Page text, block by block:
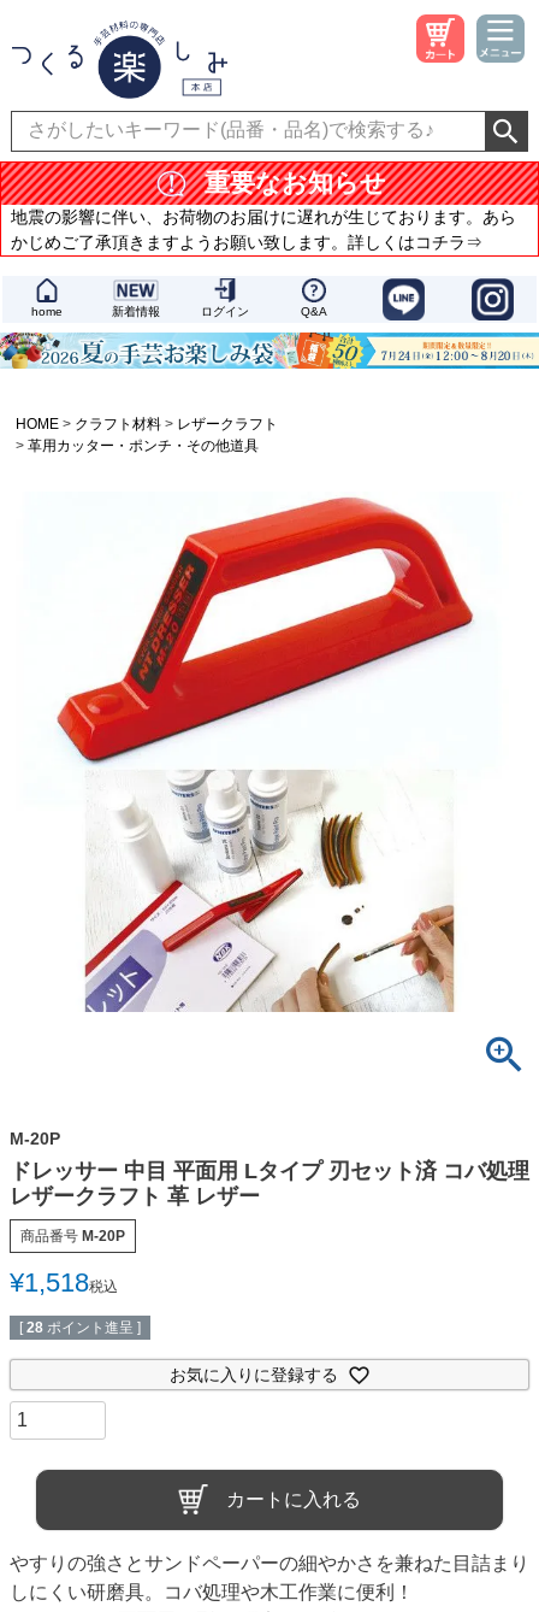
重要なお知らせ
地震の影響に伴い、お荷物のお届けに遅れが生じております。あら
かじめご了承頂きますようお願い致します。詳しくはコチラ⇒
home 新着情報 ログイン Q&A
HOME クラフト材料
レザークラフト
革用カッター・ポンチ・その他道具
M-20P
ドレッサー 中目 平面用 Lタイプ 刃セット済 コバ処理
レザークラフト 革 レザー
商品番号 M-20P
¥1,518税込
[ 28 ポイント進呈 ]
お気に入りに登録する
カートに入れる
やすりの強さとサンドペーパーの細やかさを兼ねた目詰まり
しにくい研磨具。コバ処理や木工作業に便利！